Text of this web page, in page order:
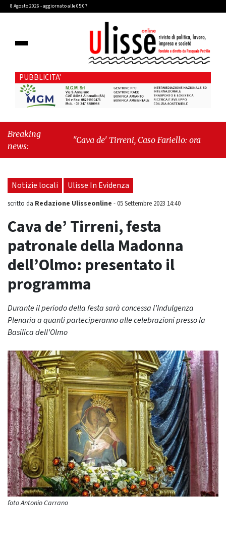
8 Agosto 2026 - aggiornato alle 05:07
PUBBLICITA'
Breaking
news:
"Cava de' Tirreni, Caso Fariello: ora torniamo ai
Notizie locali Ulisse In Evidenza
scritto da Redazione Ulisseonline -05 Settembre 2023 14:40
Cava de’ Tirreni, festa
patronale della Madonna
dell’Olmo: presentato il
programma
Durante il periodo della festa sarà concessa l’Indulgenza
Plenaria a quanti parteciperanno alle celebrazioni presso la
Basilica dell’Olmo
foto Antonio Carrano